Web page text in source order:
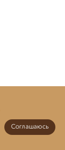
Соглашаюсь